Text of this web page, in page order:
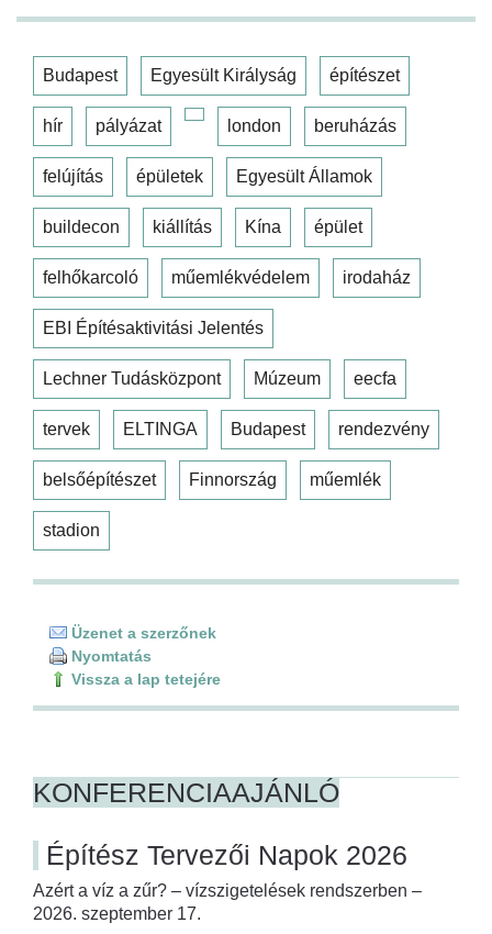
Budapest Egyesült Királyság építészet
hír pályázat london beruházás
felújítás épületek Egyesült Államok
buildecon kiállítás Kína épület
felhőkarcoló műemlékvédelem irodaház
EBI Építésaktivitási Jelentés
Lechner Tudásközpont Múzeum eecfa
tervek ELTINGA Budapest rendezvény
belsőépítészet Finnország műemlék
stadion
Üzenet a szerzőnek
Nyomtatás
Vissza a lap tetejére
KONFERENCIAAJÁNLÓ
Építész Tervezői Napok 2026
Azért a víz a zűr? – vízszigetelések rendszerben –
2026. szeptember 17.